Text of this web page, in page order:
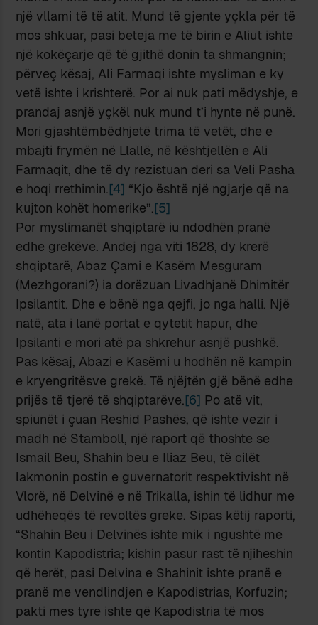
një vllami të të atit. Mund të gjente yçkla për të
mos shkuar, pasi beteja me të birin e Aliut ishte
një kokëçarje që të gjithë donin ta shmangnin;
përveç kësaj, Ali Farmaqi ishte mysliman e ky
vetë ishte i krishterë. Por ai nuk pati mëdyshje, e
prandaj asnjë yçkël nuk mund t’i hynte në punë.
Mori gjashtëmbëdhjetë trima të vetët, dhe e
mbajti frymën në Llallë, në kështjellën e Ali
Farmaqit, dhe të dy rezistuan deri sa Veli Pasha
e hoqi rrethimin.[4] “Kjo është një ngjarje që na
kujton kohët homerike”.[5]
Por myslimanët shqiptarë iu ndodhën pranë
edhe grekëve. Andej nga viti 1828, dy krerë
shqiptarë, Abaz Çami e Kasëm Mesguram
(Mezhgorani?) ia dorëzuan Livadhjanë Dhimitër
Ipsilantit. Dhe e bënë nga qejfi, jo nga halli. Një
natë, ata i lanë portat e qytetit hapur, dhe
Ipsilanti e mori atë pa shkrehur asnjë pushkë.
Pas kësaj, Abazi e Kasëmi u hodhën në kampin
e kryengritësve grekë. Të njëjtën gjë bënë edhe
prijës të tjerë të shqiptarëve.[6] Po atë vit,
spiunët i çuan Reshid Pashës, që ishte vezir i
madh në Stamboll, një raport që thoshte se
Ismail Beu, Shahin beu e Iliaz Beu, të cilët
lakmonin postin e guvernatorit respektivisht në
Vlorë, në Delvinë e në Trikalla, ishin të lidhur me
udhëheqës të revoltës greke. Sipas këtij raporti,
“Shahin Beu i Delvinës ishte mik i ngushtë me
kontin Kapodistria; kishin pasur rast të njiheshin
që herët, pasi Delvina e Shahinit ishte pranë e
pranë me vendlindjen e Kapodistrias, Korfuzin;
pakti mes tyre ishte që Kapodistria të mos